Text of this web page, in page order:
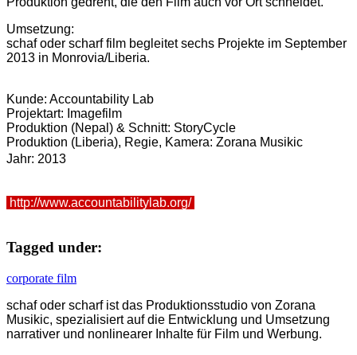
Umsetzung:
schaf oder scharf film begleitet sechs Projekte im September
2013 in Monrovia/Liberia.
Kunde: Accountability Lab
Projektart: Imagefilm
Produktion (Nepal) & Schnitt: StoryCycle
Produktion (Liberia), Regie, Kamera: Zorana Musikic
Jahr: 2013
http://www.accountabilitylab.org/
Tagged under:
corporate film
schaf oder scharf ist das Produktionsstudio von Zorana
Musikic, spezialisiert auf die Entwicklung und Umsetzung
narrativer und nonlinearer Inhalte für Film und Werbung.